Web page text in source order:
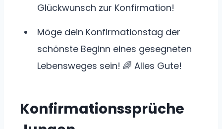
Glückwunsch zur Konfirmation!
Möge dein Konfirmationstag der
schönste Beginn eines gesegneten
Lebensweges sein! 🌈 Alles Gute!
Konfirmationssprüche